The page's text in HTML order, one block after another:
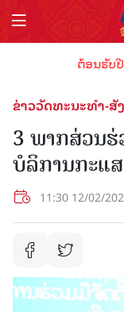
ຕ້ອນຮັບປີ
ຂ່າວວັດທະນະທຳ-ສັ
3 ພາກສ່ວນ
ບໍລິການກະແ
11:30 12/02/